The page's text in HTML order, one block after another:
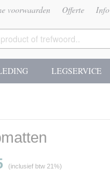
voorwaarden Offerte Info
LEGSERVICE
(inclusief btw 21%)